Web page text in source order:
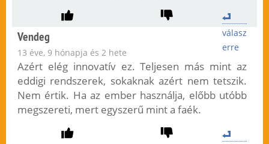
válasz
erre
Vendeg
13 éve, 9 hónapja és 2 hete
Azért elég innovatív ez. Teljesen más mint az
eddigi rendszerek, sokaknak azért nem tetszik.
Nem értik. Ha az ember használja, előbb utóbb
megszereti, mert egyszerű mint a faék.